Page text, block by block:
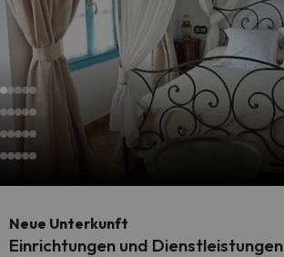
Neue Unterkunft
​Einrichtungen und Dienstleistungen